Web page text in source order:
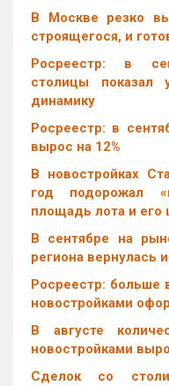
В Москве резко
строящегося, и
Росреестр: в
столицы показал
динамику
Росреестр: в
вырос на 12%
В новостройках
год подорожал
площадь лота и его
В сентябре на
региона вернулась
Росреестр: больше
новостройками
В августе
новостройками
Cделок со